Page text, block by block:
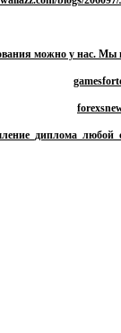
можно у нас.